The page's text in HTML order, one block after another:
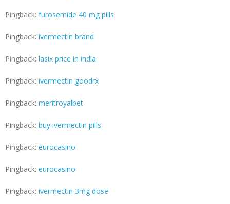
Pingback: furosemide 40 mg pills
Pingback: ivermectin brand
Pingback: lasix price in india
Pingback: ivermectin goodrx
Pingback: meritroyalbet
Pingback: buy ivermectin pills
Pingback: eurocasino
Pingback: eurocasino
Pingback: ivermectin 3mg dose